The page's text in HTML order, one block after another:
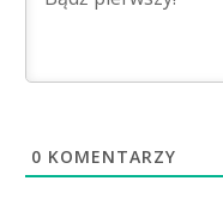
0 KOMENTARZY